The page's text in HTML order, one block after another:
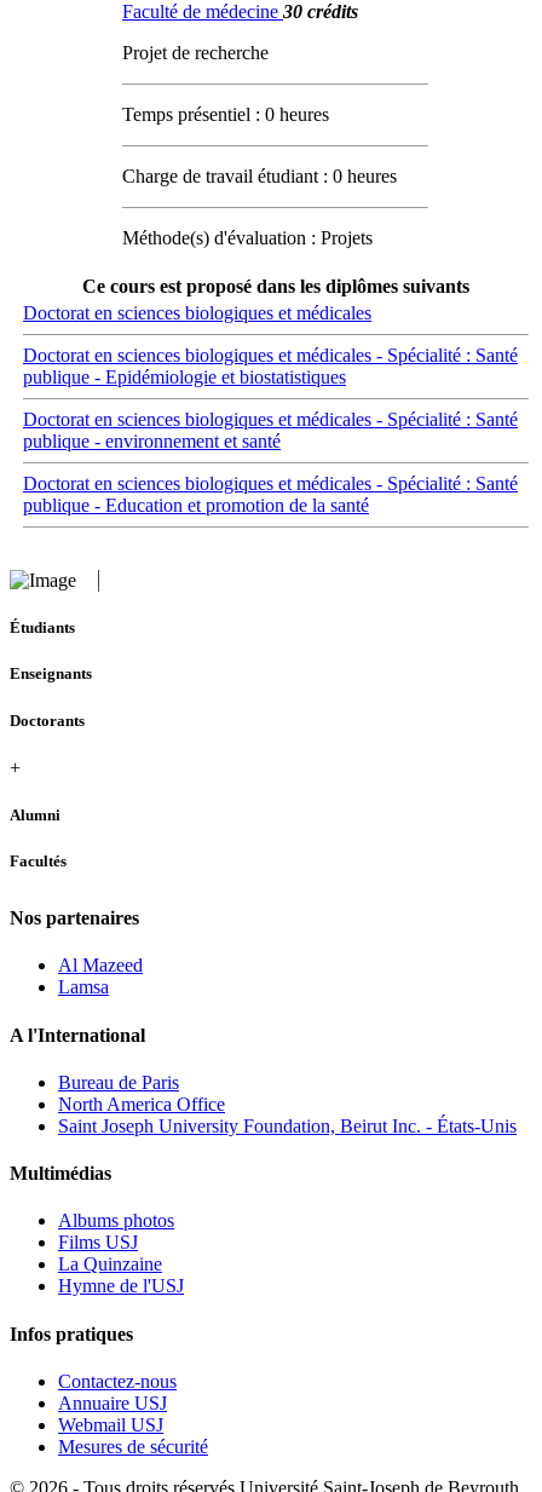
Faculté de médecine 30 crédits
Projet de recherche
Temps présentiel : 0 heures
Charge de travail étudiant : 0 heures
Méthode(s) d'évaluation : Projets
Ce cours est proposé dans les diplômes suivants
Doctorat en sciences biologiques et médicales
Doctorat en sciences biologiques et médicales - Spécialité : Santé
publique - Epidémiologie et biostatistiques
Doctorat en sciences biologiques et médicales - Spécialité : Santé
publique - environnement et santé
Doctorat en sciences biologiques et médicales - Spécialité : Santé
publique - Education et promotion de la santé
Étudiants
Enseignants
Doctorants
+
Alumni
Facultés
Nos partenaires
Al Mazeed
Lamsa
A l'International
Bureau de Paris
North America Office
Saint Joseph University Foundation, Beirut Inc. - États-Unis
Multimédias
Albums photos
Films USJ
La Quinzaine
Hymne de l'USJ
Infos pratiques
Contactez-nous
Annuaire USJ
Webmail USJ
Mesures de sécurité
© 2026 - Tous droits réservés Université Saint-Joseph de Beyrouth